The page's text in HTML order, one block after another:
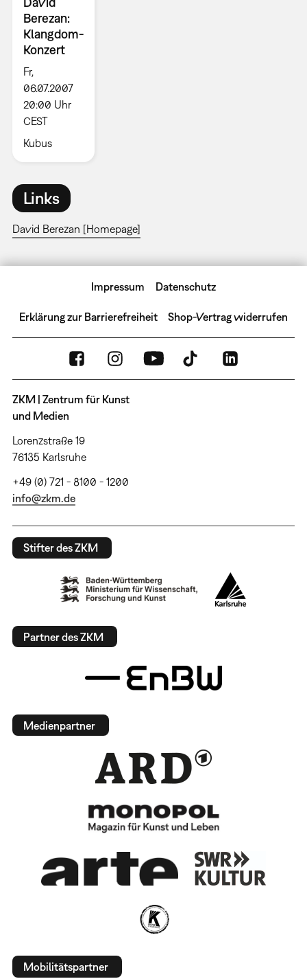
Berezan:
Klangdom-
Konzert
Fr,
06.07.2007
20:00 Uhr
CEST
Kubus
Links
David Berezan [Homepage]
Impressum Datenschutz
Erklärung zur Barrierefreiheit Shop-Vertrag widerrufen
ZKM | Zentrum für Kunst
und Medien
Lorenzstraße 19
76135 Karlsruhe
+49 (0) 721 - 8100 - 1200
info@zkm.de
Stifter des ZKM
Partner des ZKM
Medienpartner
Mobilitätspartner